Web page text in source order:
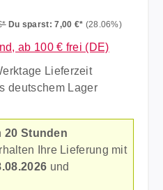
Du sparst: 7,00 €* (28.06%)
ab 100 € frei (DE)
Lieferzeit
deutschem Lager
20 Stunden
Ihre Lieferung mit
und